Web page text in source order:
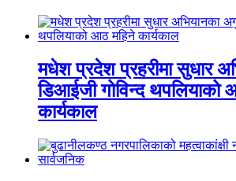
मधेश प्रदेश प्रहरीमा सुधार
डिआईजी गोविन्द थपलियाको
कार्यकाल